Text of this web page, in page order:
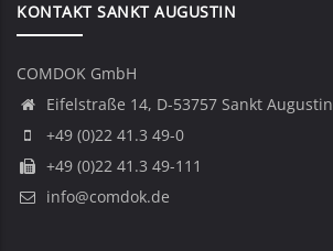
KONTAKT SANKT AUGUSTIN
COMDOK GmbH
Eifelstraße 14, D-53757 Sankt Augustin
+49 (0)22 41.3 49-0
+49 (0)22 41.3 49-111
info@comdok.de